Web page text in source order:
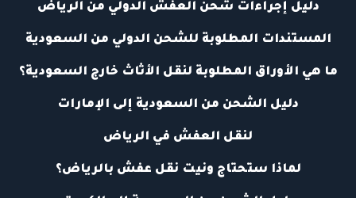
دليل إجراءات شحن العفش الدولي من الرياض
المستندات المطلوبة للشحن الدولي من السعودية
ما هي الأوراق المطلوبة لنقل الأثاث خارج السعودية؟
دليل الشحن من السعودية إلى الإمارات
لنقل العفش في الرياض
لماذا ستحتاج ونيت نقل عفش بالرياض؟